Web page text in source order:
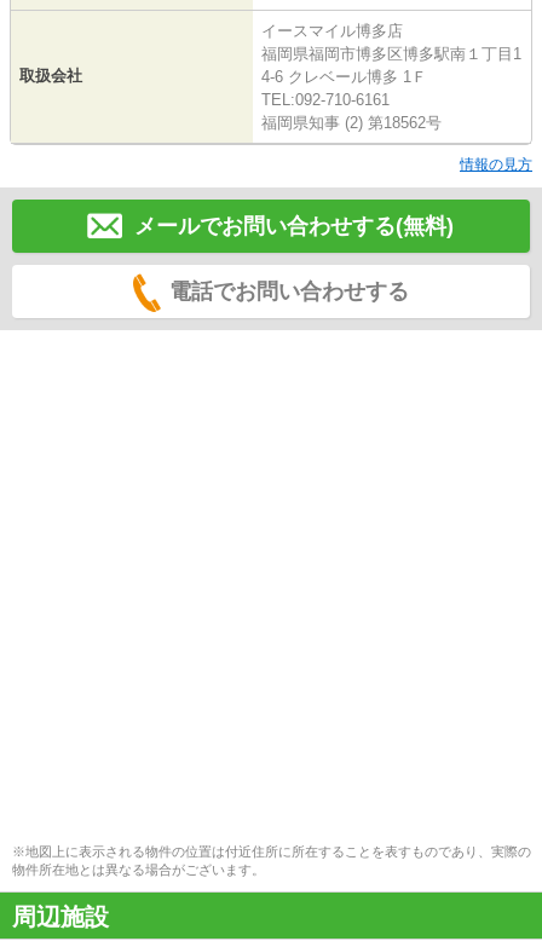
取扱会社
イースマイル博多店
福岡県福岡市博多区博多駅南１丁目1
4-6 クレベール博多 1Ｆ
TEL:092-710-6161
福岡県知事 (2) 第18562号
情報の見方
メールでお問い合わせする(無料)
電話でお問い合わせする
※地図上に表示される物件の位置は付近住所に所在することを表すものであり、実際の
物件所在地とは異なる場合がございます。
周辺施設